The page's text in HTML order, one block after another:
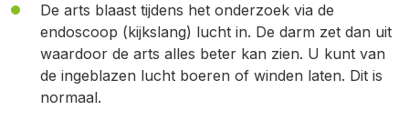
De arts blaast tijdens het onderzoek via de
endoscoop (kijkslang) lucht in. De darm zet dan uit
waardoor de arts alles beter kan zien. U kunt van
de ingeblazen lucht boeren of winden laten. Dit is
normaal.